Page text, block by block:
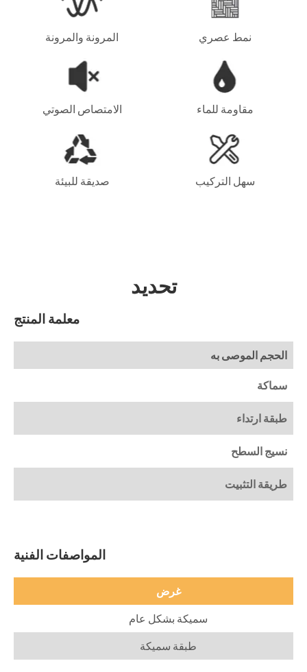
نمط عصري المرونة والمرونة
مقاومة للماء الامتصاص الصوتي
سهل التركيب صديقة للبيئة
تحديد
معلمة المنتج
الحجم الموصى به
سماكة
طبقة ارتداء
نسيج السطح
طريقة التثبيت
المواصفات الفنية
غرض
سميكة بشكل عام
طبقة سميكة